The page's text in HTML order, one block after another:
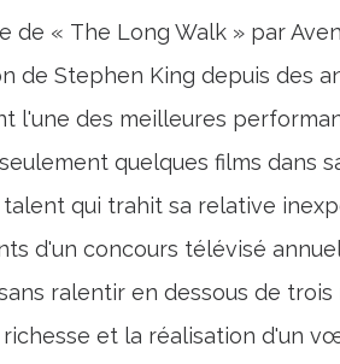
de « The Long Walk » par
de Stephen King depuis des
l'une des meilleures
quelques films dans
qui trahit sa relative
d'un concours télévisé
ralentir en dessous de
et la réalisation d'un